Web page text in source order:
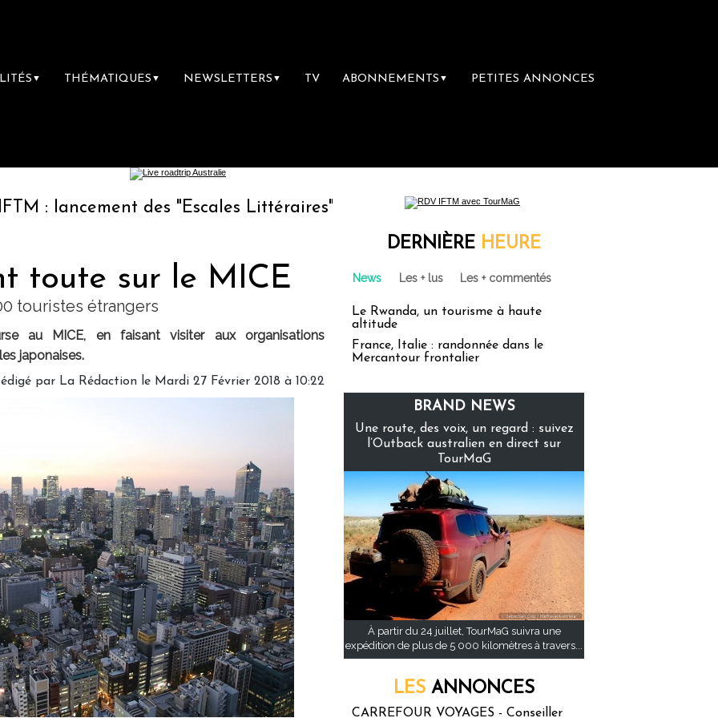
▼ THÉMATIQUES ▼ NEWSLETTERS ▼ TV ABONNEMENTS ▼ PETITES ANNONCES
des "Escales Littéraires", la première librairie du voyage
toute sur le MICE
touristes étrangers
au MICE, en faisant visiter aux organisations
japonaises.
par La Rédaction le Mardi 27 Février 2018 à 10:22
DERNIÈRE HEURE
News Les + lus Les + commentés
Le Rwanda, un tourisme à haute
altitude
France, Italie : randonnée dans le
Mercantour frontalier
BRAND NEWS
Une route, des voix, un regard : suivez
l’Outback australien en direct sur
TourMaG
À partir du 24 juillet, TourMaG suivra une
expédition de plus de 5 000 kilomètres à travers...
LES ANNONCES
CARREFOUR VOYAGES - Conseiller